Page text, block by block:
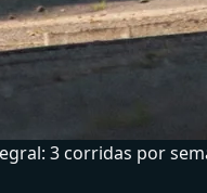
3 corridas por